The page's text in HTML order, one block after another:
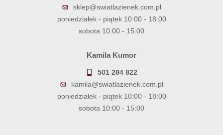
sklep@swiatlazienek.com.pl
poniedziałek - piątek 10:00 - 18:00
sobota 10:00 - 15:00
Kamila Kumor
501 284 822
kamila@swiatlazienek.com.pl
poniedziałek - piątek 10:00 - 18:00
sobota 10:00 - 15:00